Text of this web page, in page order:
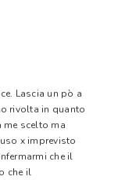
Lascia un pò a
rivolta in quanto
scelto ma
x imprevisto
che il
che il